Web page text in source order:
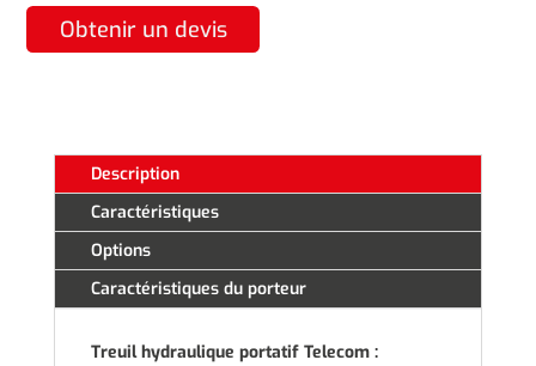
Obtenir un devis
Description
Caractéristiques
Options
Caractéristiques du porteur
Treuil hydraulique portatif Telecom :